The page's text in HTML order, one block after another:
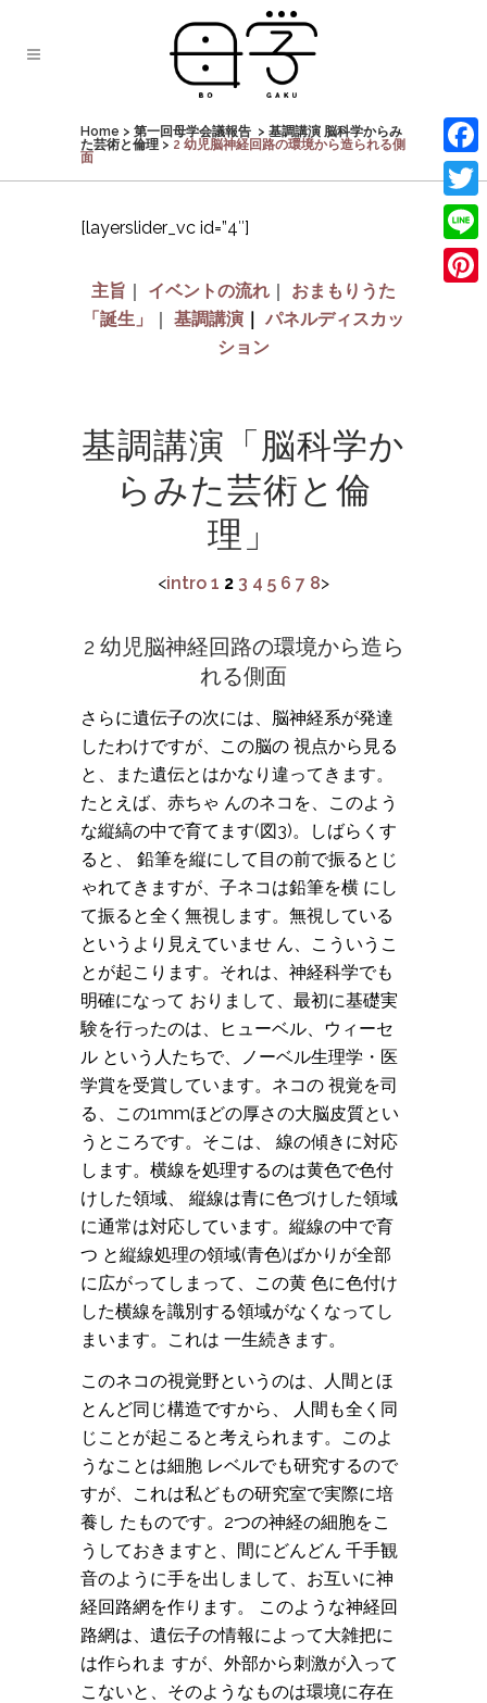
Home > 第一回母学会議報告 > 基調講演 脳科学からみ
た芸術と倫理 > 2 幼児脳神経回路の環境から造られる側
面
[layerslider_vc id=”4″]
主旨 ｜ イベントの流れ ｜
おまもりうた
「誕生」
｜ 基調講演 ｜ パネルディスカッ
ション
基調講演「脳科学か
らみた芸術と倫
理」
<intro 1 2 3 4 5 6 7 8>
2 幼児脳神経回路の環境から造ら
れる側面
さらに遺伝子の次には、脳神経系が発達
したわけですが、この脳の 視点から見る
と、また遺伝とはかなり違ってきます。
たとえば、赤ちゃ んのネコを、このよう
な縦縞の中で育てます(図3)。しばらくす
ると、 鉛筆を縦にして目の前で振るとじ
ゃれてきますが、子ネコは鉛筆を横 にし
て振ると全く無視します。無視している
というより見えていませ ん、こういうこ
とが起こります。それは、神経科学でも
明確になって おりまして、最初に基礎実
験を行ったのは、ヒューベル、ウィーセ
ル という人たちで、ノーベル生理学・医
学賞を受賞しています。ネコの 視覚を司
る、この1mmほどの厚さの大脳皮質とい
うところです。そこは、 線の傾きに対応
します。横線を処理するのは黄色で色付
けした領域、 縦線は青に色づけした領域
に通常は対応しています。縦線の中で育
つ と縦線処理の領域(青色)ばかりが全部
に広がってしまって、この黄 色に色付け
した横線を識別する領域がなくなってし
まいます。これは 一生続きます。
このネコの視覚野というのは、人間とほ
とんど同じ構造ですから、 人間も全く同
じことが起こると考えられます。このよ
うなことは細胞 レベルでも研究するので
すが、これは私どもの研究室で実際に培
養し たものです。2つの神経の細胞をこ
うしておきますと、間にどんどん 千手観
音のように手を出しまして、お互いに神
経回路網を作ります。 このような神経回
路網は、遺伝子の情報によって大雑把に
は作られま すが、外部から刺激が入って
こないと、そのようなものは環境に存在
Line